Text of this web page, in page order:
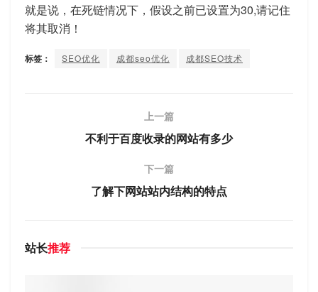
就是说，在死链情况下，假设之前已设置为30,请记住
将其取消！
标签： SEO优化 成都seo优化 成都SEO技术
上一篇
不利于百度收录的网站有多少
下一篇
了解下网站站内结构的特点
站长推荐